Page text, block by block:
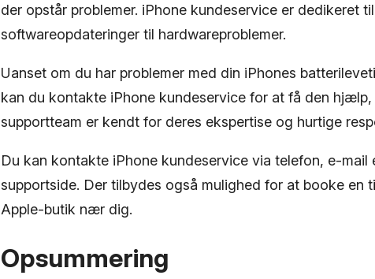
der opstår problemer. iPhone kundeservice er dedikeret
softwareopdateringer til hardwareproblemer.
Uanset om du har problemer med din iPhones
kan du kontakte iPhone kundeservice for at få den hjælp,
supportteam er kendt for deres ekspertise og hurtige
Du kan kontakte iPhone kundeservice via telefon, e-mail
supportside. Der tilbydes også mulighed for at booke en
Apple-butik nær dig.
Opsummering